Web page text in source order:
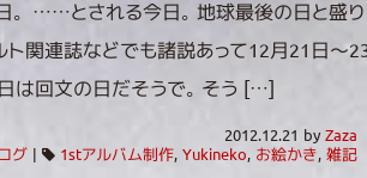
。……とされる今日。 地球最後の日と盛り
ト関連誌などでも諸説あって12月21日～
は回文の日だそうで。 そう […]
2012.12.21 by Zaza
グ
1stアルバム制作, Yukineko, お絵かき, 雑記